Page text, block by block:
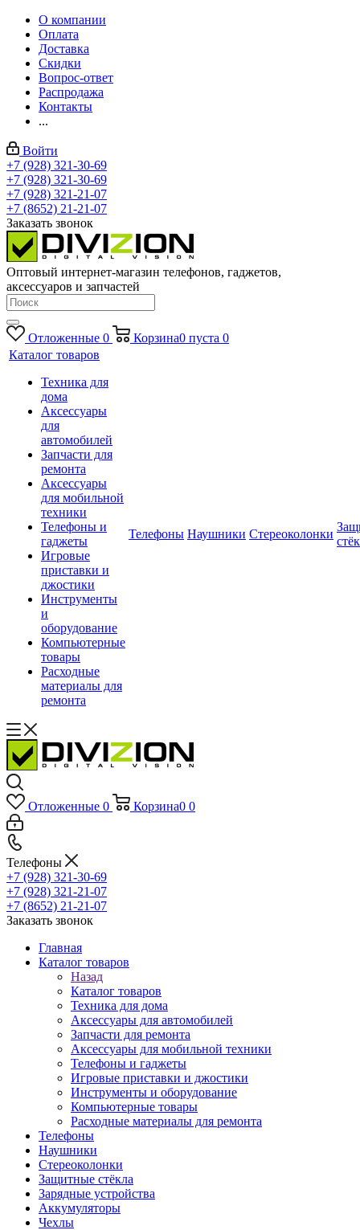
О компании
Оплата
Доставка
Скидки
Вопрос-ответ
Распродажа
Контакты
...
Войти
+7 (928) 321-30-69
+7 (928) 321-30-69
+7 (928) 321-21-07
+7 (8652) 21-21-07
Заказать звонок
Оптовый интернет-магазин телефонов, гаджетов,
аксессуаров и запчастей
Отложенные 0 Корзина0 пуста 0
Каталог товаров
Техника для
дома
Аксессуары
для
автомобилей
Запчасти для
ремонта
Аксессуары
для мобильной
техники
Телефоны и
гаджеты
Игровые
приставки и
джостики
Инструменты
и
оборудование
Компьютерные
товары
Расходные
материалы для
ремонта
Телефоны Наушники Стереоколонки
Отложенные 0 Корзина0 0
Телефоны
+7 (928) 321-30-69
+7 (928) 321-21-07
+7 (8652) 21-21-07
Заказать звонок
Главная
Каталог товаров
Назад
Каталог товаров
Техника для дома
Аксессуары для автомобилей
Запчасти для ремонта
Аксессуары для мобильной техники
Телефоны и гаджеты
Игровые приставки и джостики
Инструменты и оборудование
Компьютерные товары
Расходные материалы для ремонта
Телефоны
Наушники
Стереоколонки
Защитные стёкла
Зарядные устройства
Аккумуляторы
Чехлы